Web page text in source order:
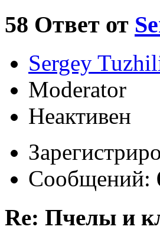
58 Ответ от
Sergey
Moderator
Неактивен
Сообщений:
Re: Пчелы и